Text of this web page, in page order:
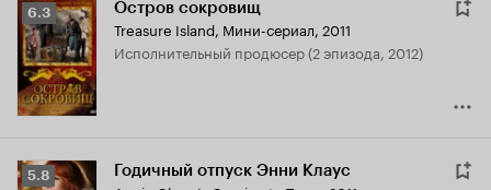
Рейтинг
Кинопоиска
6.3
6.3 Остров сокровищ
Treasure Island, Мини-сериал, 2011
исполнительный продюсер (2 эпизода, 2012)
Рейтинг
5.8 Годичный отпуск Энни Клаус